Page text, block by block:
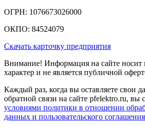
ОГРН: 1076673026000
ОКПО: 84524079
Скачать карточку предприятия
Внимание! Информация на сайте
характер и не является публичной
Каждый раз, когда вы оставляете свои
обратной связи на сайте pfelektro.ru, вы
условиями политики в отношении
данных и пользовательского